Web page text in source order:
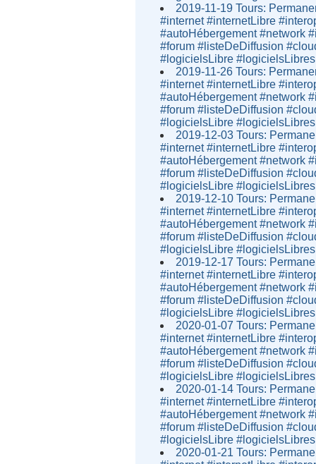
2019-11-19 Tours:
#internet #internetLibre
#autoHébergement #network
#forum #listeDeDiffusion
#logicielsLibre
2019-11-26 Tours:
#internet #internetLibre
#autoHébergement #network
#forum #listeDeDiffusion
#logicielsLibre
2019-12-03 Tours:
#internet #internetLibre
#autoHébergement #network
#forum #listeDeDiffusion
#logicielsLibre
2019-12-10 Tours:
#internet #internetLibre
#autoHébergement #network
#forum #listeDeDiffusion
#logicielsLibre
2019-12-17 Tours:
#internet #internetLibre
#autoHébergement #network
#forum #listeDeDiffusion
#logicielsLibre
2020-01-07 Tours:
#internet #internetLibre
#autoHébergement #network
#forum #listeDeDiffusion
#logicielsLibre
2020-01-14 Tours:
#internet #internetLibre
#autoHébergement #network
#forum #listeDeDiffusion
#logicielsLibre
2020-01-21 Tours: